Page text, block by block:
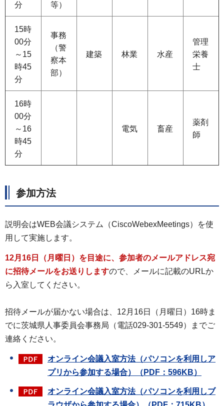
分
等）
15時
00分
～15
時45
分
事務
（警
察本
部）
建築 林業 水産
管理
栄養
士
16時
00分
～16
時45
分
電気 畜産
薬剤
師
参加方法
説明会はWEB会議システム（CiscoWebexMeetings）を使
用して実施します。
12月16日（月曜日）を目途に、参加者のメールアドレス宛
に招待メールをお送りしますので、メールに記載のURLか
ら入室してください。
招待メールが届かない場合は、12月16日（月曜日）16時ま
でに茨城県人事委員会事務局（電話029-301-5549）までご
連絡ください。
オンライン会議入室方法（パソコンを利用しア
プリから参加する場合）（PDF：596KB）
オンライン会議入室方法（パソコンを利用しブ